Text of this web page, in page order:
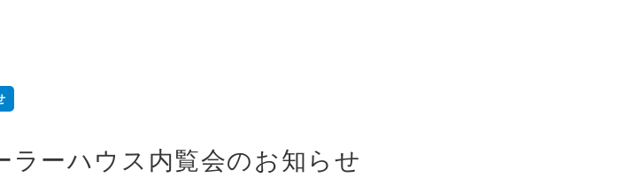
ラーハウス内覧会のお知らせ